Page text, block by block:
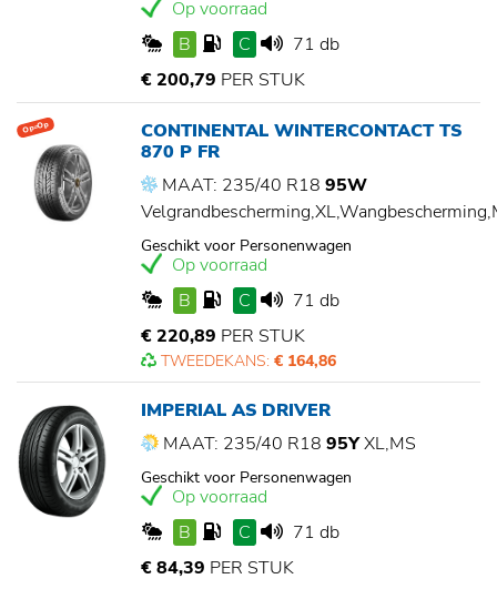
Op voorraad
B
C
71 db
€ 200,79 PER STUK
Op=Op
CONTINENTAL WINTERCONTACT TS
870 P FR
MAAT: 235/40 R18 95W
Geschikt voor Personenwagen
Op voorraad
B
C
71 db
€ 220,89 PER STUK
TWEEDEKANS: € 164,86
IMPERIAL AS DRIVER
MAAT: 235/40 R18 95YXL,MS
Geschikt voor Personenwagen
Op voorraad
B
C
71 db
€ 84,39 PER STUK